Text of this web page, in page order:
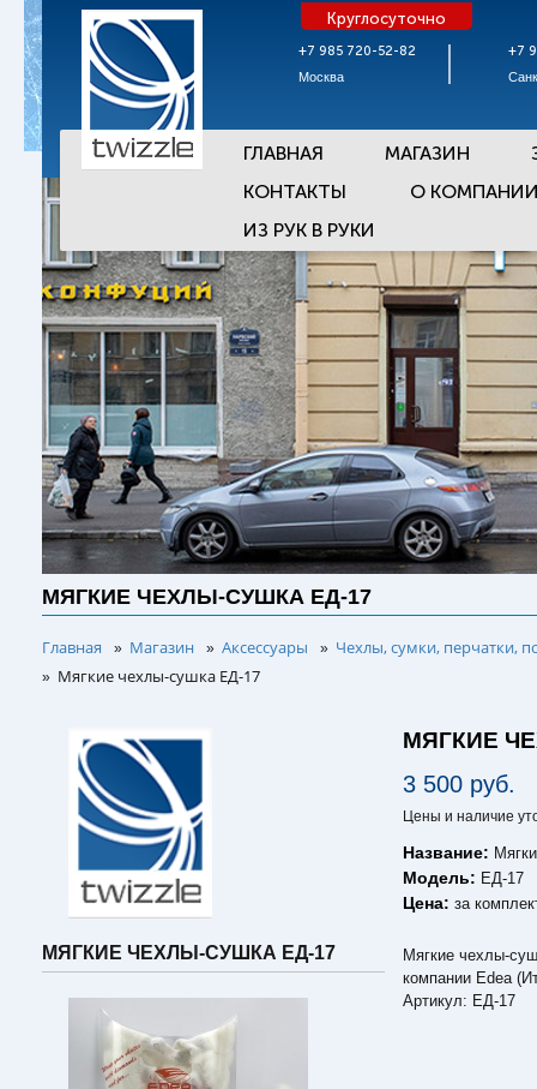
+7 985 720-52-82
Москва
Круглосуточно
+7
ГЛАВНАЯ МАГАЗИН
КОНТАКТЫ
О
ИЗ РУК В РУКИ
МЯГКИЕ ЧЕХЛЫ-СУШКА ЕД-17
Главная » Магазин » Аксессуары » Чехлы, сумки, перчатки,
» Мягкие чехлы-сушка ЕД-17
МЯГКИЕ ЧЕХЛЫ-СУШКА ЕД-17
МЯГКИЕ
3 500 руб.
Цены и наличие
Название:
Модель: ЕД-17
Цена:за
Мягкие чехлы-
компании Edea
Артикул: ЕД-17